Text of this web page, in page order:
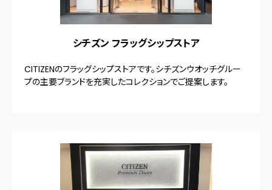
シチズン フラッグシップストア
CITIZENのフラッグシップストアです。シチズンウオッチグルー
プの主要ブランドを充実したコレクションでご提案します。